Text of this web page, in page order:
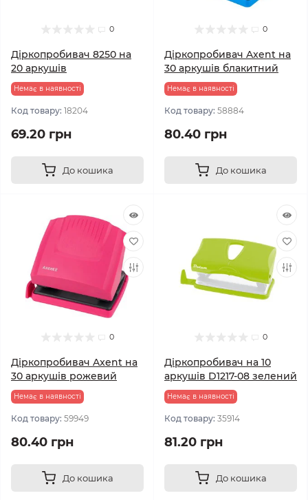
0
Діркопробивач 8250 на
20 аркушів
Немає в наявності
Код товару: 18204
69.20 грн
До кошика
0
Дiркопробивач Axent на
30 аркушів блакитний
Немає в наявності
Код товару: 58884
80.40 грн
До кошика
0
Діркопробивач Axent на
30 аркушів рожевий
Немає в наявності
Код товару: 59949
80.40 грн
До кошика
0
Діркопробивач на 10
аркушів D1217-08 зелений
Немає в наявності
Код товару: 35914
81.20 грн
До кошика